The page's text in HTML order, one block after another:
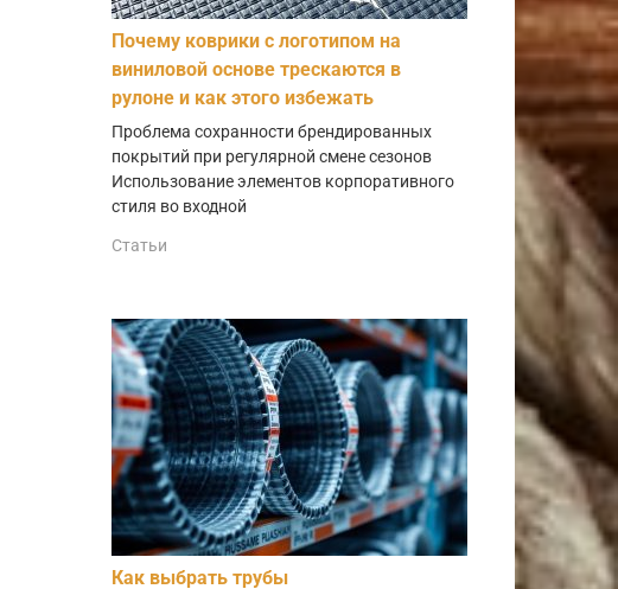
Почему коврики с логотипом на
виниловой основе трескаются в
рулоне и как этого избежать
Проблема сохранности брендированных
покрытий при регулярной смене сезонов
Использование элементов корпоративного
стиля во входной
Статьи
Как выбрать трубы